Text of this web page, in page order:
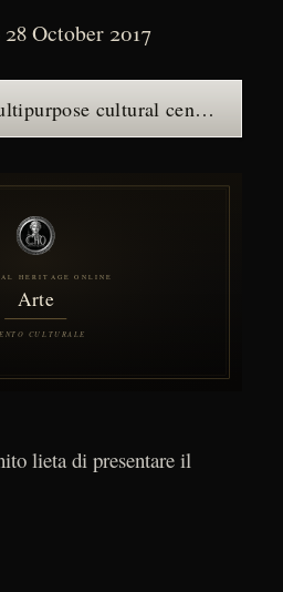
October 2017
Casa Cava, multipurpose cultural center — see the place →
lieta di presentare il